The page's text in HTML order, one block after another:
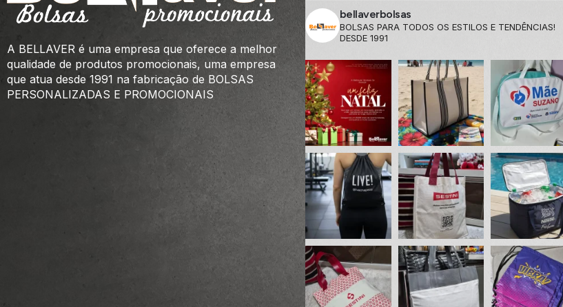
A BELLAVER é uma empresa que oferece a melhor
qualidade de produtos promocionais, uma empresa
que atua desde 1991 na fabricação de BOLSAS
PERSONALIZADAS E PROMOCIONAIS
bellaverbolsas
BOLSAS PARA TODOS OS ESTILOS E TENDÊNCIAS!
DESDE 1991